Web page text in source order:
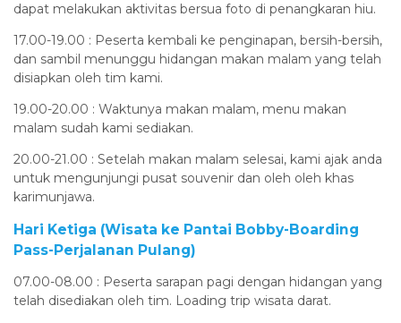
dapat melakukan aktivitas bersua foto di penangkaran hiu.
17.00-19.00 : Peserta kembali ke penginapan, bersih-bersih,
dan sambil menunggu hidangan makan malam yang telah
disiapkan oleh tim kami.
19.00-20.00 : Waktunya makan malam, menu makan
malam sudah kami sediakan.
20.00-21.00 : Setelah makan malam selesai, kami ajak anda
untuk mengunjungi pusat souvenir dan oleh oleh khas
karimunjawa.
Hari Ketiga (Wisata ke Pantai Bobby-Boarding
Pass-Perjalanan Pulang)
07.00-08.00 : Peserta sarapan pagi dengan hidangan yang
telah disediakan oleh tim. Loading trip wisata darat.